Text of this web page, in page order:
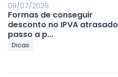
09/07/2026
Formas de conseguir
desconto no IPVA atrasado
passo a p...
Dicas